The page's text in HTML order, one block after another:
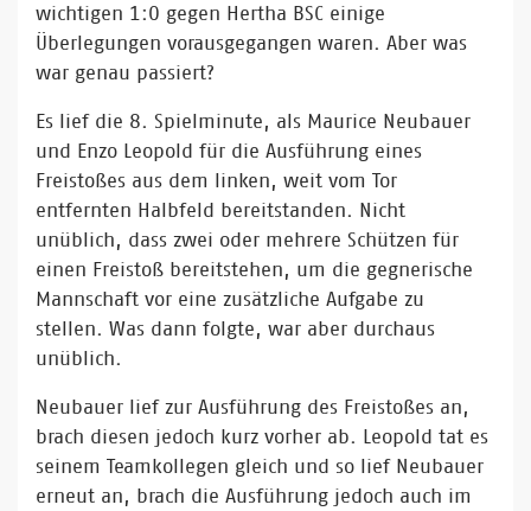
wichtigen 1:0 gegen Hertha BSC einige
Überlegungen vorausgegangen waren. Aber was
war genau passiert?
Es lief die 8. Spielminute, als Maurice Neubauer
und Enzo Leopold für die Ausführung eines
Freistoßes aus dem linken, weit vom Tor
entfernten Halbfeld bereitstanden. Nicht
unüblich, dass zwei oder mehrere Schützen für
einen Freistoß bereitstehen, um die gegnerische
Mannschaft vor eine zusätzliche Aufgabe zu
stellen. Was dann folgte, war aber durchaus
unüblich.
Neubauer lief zur Ausführung des Freistoßes an,
brach diesen jedoch kurz vorher ab. Leopold tat es
seinem Teamkollegen gleich und so lief Neubauer
erneut an, brach die Ausführung jedoch auch im